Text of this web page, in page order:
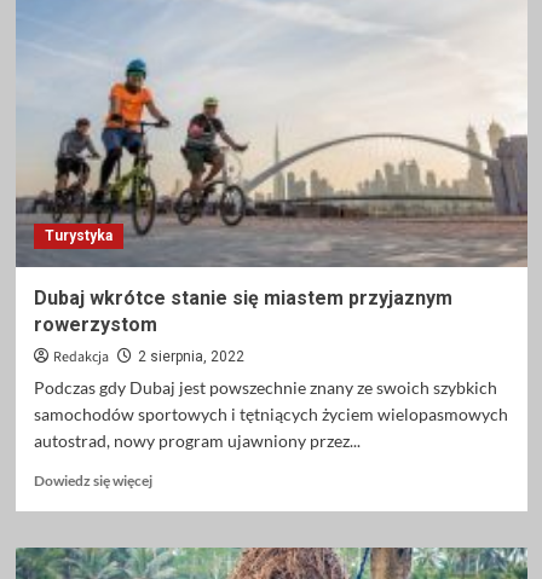
Turystyka
Dubaj wkrótce stanie się miastem przyjaznym
rowerzystom
Redakcja 2 sierpnia, 2022
Podczas gdy Dubaj jest powszechnie znany ze swoich szybkich
samochodów sportowych i tętniących życiem wielopasmowych
autostrad, nowy program ujawniony przez...
Dowiedz się więcejDowiedz
o
Dubaj